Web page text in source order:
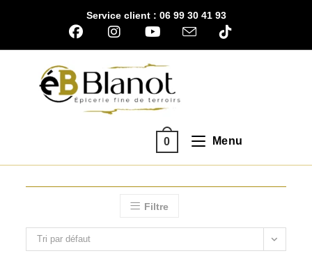
Service client : 06 99 30 41 93
0 Menu
Filtre
Tri par défaut